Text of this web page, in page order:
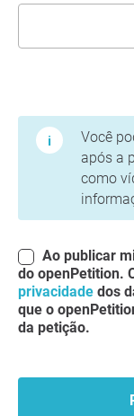
Você
após a
como
Ao publicar
do openPetition.
privacidade dos
que o
da petição.